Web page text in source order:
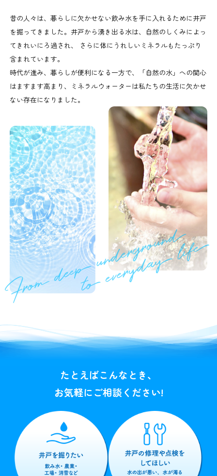
昔の人々は、暮らしに欠かせない飲み水を手に入れるために井戸
を掘ってきました。井戸から湧き出る水は、自然のしくみによっ
てきれいにろ過され、 さらに体にうれしいミネラルもたっぷり
含まれています。
時代が進み、暮らしが便利になる一方で、「自然の水」への関心
はますます高まり、ミネラルウォーターは私たちの生活に欠かせ
ない存在になりました。
たとえばこんなとき、
お気軽にご相談ください!